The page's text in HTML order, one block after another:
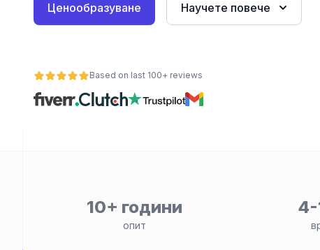
Ценообразуване Научете повече
Based on last 100+ reviews
10+ години
опит
4-